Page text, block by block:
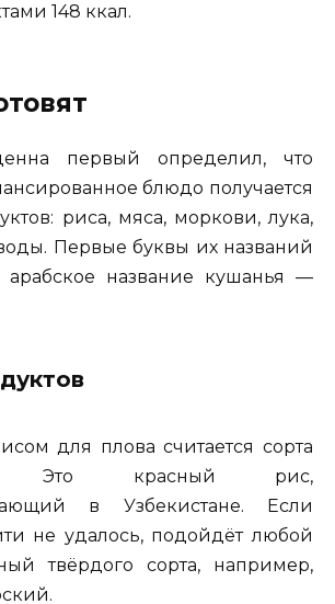
148 ккал.
первый определил, что
блюдо получается
риса, мяса, моркови, лука,
Первые буквы их названий
арабское название кушанья —
для плова считается сорта
Это красный рис,
в Узбекистане. Если
не удалось, подойдёт любой
твёрдого сорта, например,